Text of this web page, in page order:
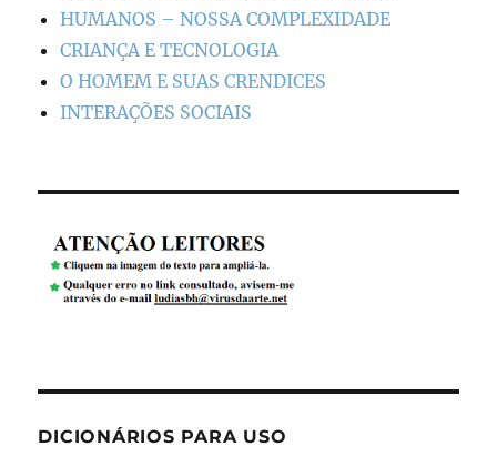
HUMANOS – NOSSA COMPLEXIDADE
CRIANÇA E TECNOLOGIA
O HOMEM E SUAS CRENDICES
INTERAÇÕES SOCIAIS
DICIONÁRIOS PARA USO